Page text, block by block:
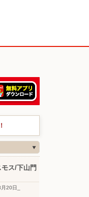
モス/下山門
20日_